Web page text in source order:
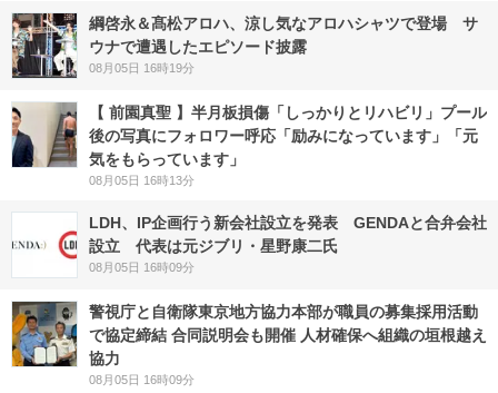
綱啓永＆髙松アロハ、涼し気なアロハシャツで登場 サ
ウナで遭遇したエピソード披露
08月05日 16時19分
【 前園真聖 】半月板損傷「しっかりとリハビリ」プール
後の写真にフォロワー呼応「励みになっています」「元
気をもらっています」
08月05日 16時13分
LDH、IP企画行う新会社設立を発表 GENDAと合弁会社
設立 代表は元ジブリ・星野康二氏
08月05日 16時09分
警視庁と自衛隊東京地方協力本部が職員の募集採用活動
で協定締結 合同説明会も開催 人材確保へ組織の垣根越え
協力
08月05日 16時09分